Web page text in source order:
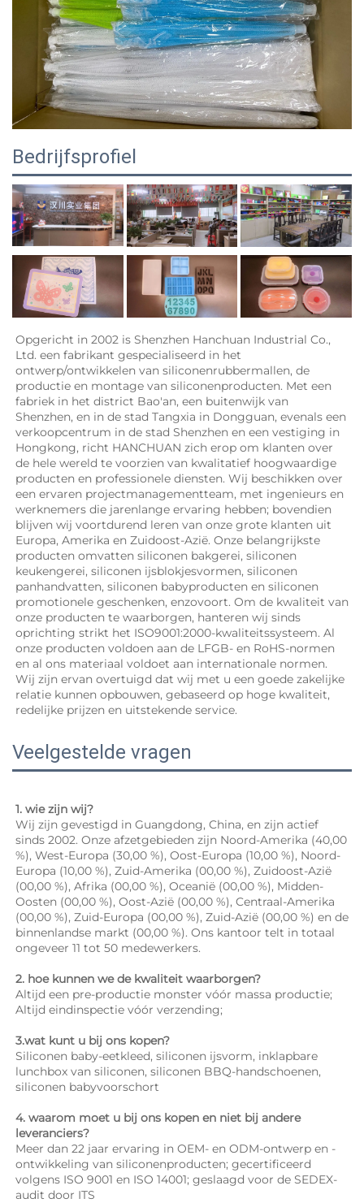
Bedrijfsprofiel
Opgericht in 2002 is Shenzhen Hanchuan Industrial Co.,
Ltd. een fabrikant gespecialiseerd in het
ontwerp/ontwikkelen van siliconenrubbermallen, de
productie en montage van siliconenproducten. Met een
fabriek in het district Bao'an, een buitenwijk van
Shenzhen, en in de stad Tangxia in Dongguan, evenals een
verkoopcentrum in de stad Shenzhen en een vestiging in
Hongkong, richt HANCHUAN zich erop om klanten over
de hele wereld te voorzien van kwalitatief hoogwaardige
producten en professionele diensten. Wij beschikken over
een ervaren projectmanagementteam, met ingenieurs en
werknemers die jarenlange ervaring hebben; bovendien
blijven wij voortdurend leren van onze grote klanten uit
Europa, Amerika en Zuidoost-Azië. Onze belangrijkste
producten omvatten siliconen bakgerei, siliconen
keukengerei, siliconen ijsblokjesvormen, siliconen
panhandvatten, siliconen babyproducten en siliconen
promotionele geschenken, enzovoort. Om de kwaliteit van
onze producten te waarborgen, hanteren wij sinds
oprichting strikt het ISO9001:2000-kwaliteitssysteem. Al
onze producten voldoen aan de LFGB- en RoHS-normen
en al ons materiaal voldoet aan internationale normen.
Wij zijn ervan overtuigd dat wij met u een goede zakelijke
relatie kunnen opbouwen, gebaseerd op hoge kwaliteit,
redelijke prijzen en uitstekende service.
Veelgestelde vragen
1. wie zijn wij?
Wij zijn gevestigd in Guangdong, China, en zijn actief
sinds 2002. Onze afzetgebieden zijn Noord-Amerika (40,00
%), West-Europa (30,00 %), Oost-Europa (10,00 %), Noord-
Europa (10,00 %), Zuid-Amerika (00,00 %), Zuidoost-Azië
(00,00 %), Afrika (00,00 %), Oceanië (00,00 %), Midden-
Oosten (00,00 %), Oost-Azië (00,00 %), Centraal-Amerika
(00,00 %), Zuid-Europa (00,00 %), Zuid-Azië (00,00 %) en de
binnenlandse markt (00,00 %). Ons kantoor telt in totaal
ongeveer 11 tot 50 medewerkers.
2. hoe kunnen we de kwaliteit waarborgen?
Altijd een pre-productie monster vóór massa productie;
Altijd eindinspectie vóór verzending;
3.wat kunt u bij ons kopen?
Siliconen baby-eetkleed, siliconen ijsvorm, inklapbare
lunchbox van siliconen, siliconen BBQ-handschoenen,
siliconen babyvoorschort
4. waarom moet u bij ons kopen en niet bij andere
leveranciers?
Meer dan 22 jaar ervaring in OEM- en ODM-ontwerp en -
ontwikkeling van siliconenproducten; gecertificeerd
volgens ISO 9001 en ISO 14001; geslaagd voor de SEDEX-
audit door ITS